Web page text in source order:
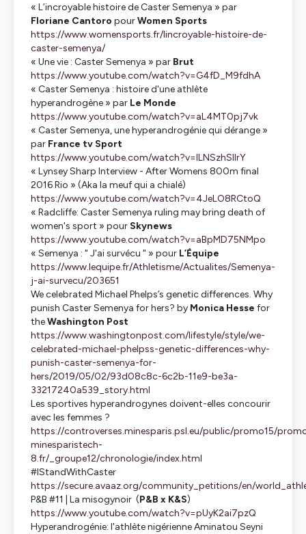
« L’incroyable histoire de Caster Semenya » par
Floriane Cantoro pourWomen Sports
https://www.womensports.fr/lincroyable-histoire-de-
caster-semenya/
« Une vie : Caster Semenya » par Brut
https://www.youtube.com/watch?v=G4fD_M9fdhA
« Caster Semenya : histoire d'une athlète
hyperandrogène » par Le Monde
https://www.youtube.com/watch?v=aL4MT0pj7vk
« Caster Semenya, une hyperandrogénie qui dérange »
par France tv Sport
https://www.youtube.com/watch?v=lLNSzhSIIrY
« Lynsey Sharp Interview - After Womens 800m final
2016 Rio » (Aka la meuf qui a chialé)
https://www.youtube.com/watch?v=4JeLO8RCtoQ
« Radcliffe: Caster Semenya ruling may bring death of
women's sport » pour Skynews
https://www.youtube.com/watch?v=aBpMD75NMpo
« Semenya : " J'ai survécu " » pour L’Équipe
https://www.lequipe.fr/Athletisme/Actualites/Semenya-
j-ai-survecu/203651
We celebrated Michael Phelps’s genetic differences. Why
punish Caster Semenya for hers? by Monica Hesse for
theWashington Post
https://www.washingtonpost.com/lifestyle/style/we-
celebrated-michael-phelpss-genetic-differences-why-
punish-caster-semenya-for-
hers/2019/05/02/93d08c8c-6c2b-11e9-be3a-
33217240a539_story.html
Les sportives hyperandrogynes doivent-elles concourir
avec les femmes ?
https://controverses.minesparis.psl.eu/public/promo15/
minesparistech-
8.fr/_groupe12/chronologie/index.html
#IStandWithCaster
https://secure.avaaz.org/community_petitions/en/
P&B #11 | La misogynoir (P&B x K&S)
https://www.youtube.com/watch?v=pUyK2ai7pzQ
Hyperandrogénie: l'athlète nigérienne Aminatou Seyni